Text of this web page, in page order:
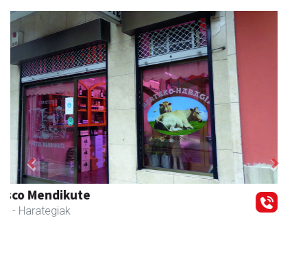
Andoaingo AEK euskaltegia
Andoain - Euskaltegiak
Previous Next